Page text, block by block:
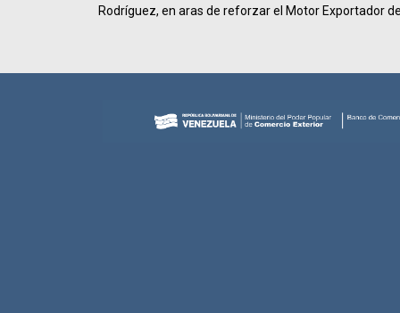
Rodríguez, en aras de reforzar el Motor Exportador